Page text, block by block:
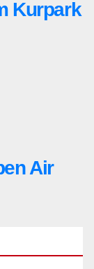
Kurpark
Air